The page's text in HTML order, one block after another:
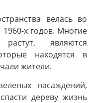
велась во
х годов. Многие
являются
находятся в
жители.
насаждений,
дереву жизнь